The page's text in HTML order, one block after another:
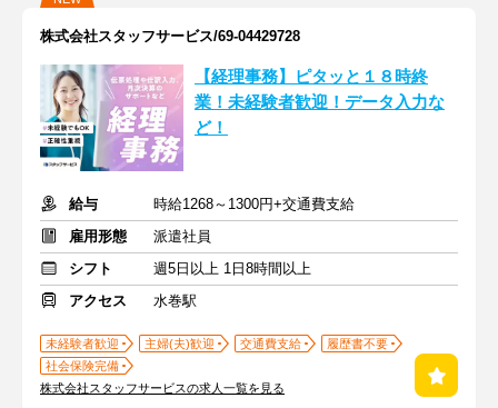
株式会社スタッフサービス/69-04429728
【経理事務】ピタッと１８時終
業！未経験者歓迎！データ入力な
ど！
給与
時給1268～1300円+交通費支給
雇用形態
派遣社員
シフト
週5日以上 1日8時間以上
アクセス
水巻駅
未経験者歓迎 主婦(夫)歓迎 交通費支給
履歴書不要
社会保険完備
株式会社スタッフサービスの求人一覧を見る